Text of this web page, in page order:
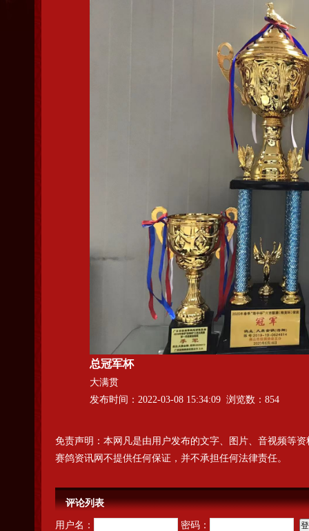
总冠军杯
大满贯
发布时间：2022-03-08 15:34:09 浏览数：854
免责声明：本网凡是由用户发布的文字、图片、音视频等
赛鸽资讯网不提供任何保证，并不承担任何法律责任。
评论列表
用户名： 密码：